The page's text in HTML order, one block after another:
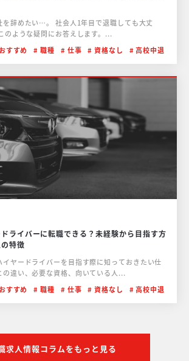
を辞めたい…。 社会人1年目で退職しても大丈
？転職できる？ このような疑問にお答えします。...
すすめ 職種 仕事 資格なし 高校中退
ライバーに転職できる？未経験から目指す方
特徴
ヤードライバーを目指す際に知っておきたい仕
の違い、必要な資格、向いている人...
すすめ 職種 仕事 資格なし 高校中退
求人情報コラムをもっと見る